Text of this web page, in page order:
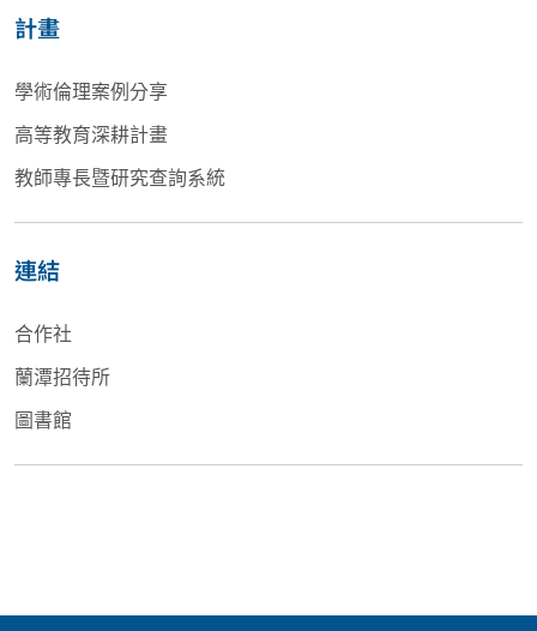
計畫
學術倫理案例分享
高等教育深耕計畫
教師專長暨研究查詢系統
連結
合作社
蘭潭招待所
圖書館